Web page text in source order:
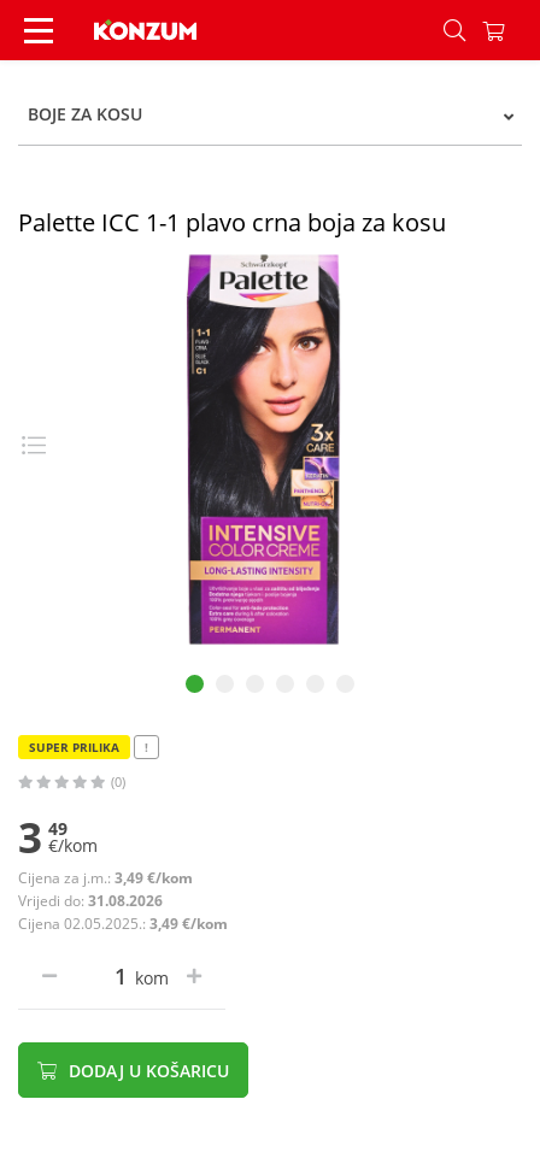
Palette ICC 1-1 plavo crna boja za kosu - Konzum
BOJE ZA KOSU
Palette ICC 1-1 plavo crna boja za kosu
SUPER PRILIKA !
(0)
3 49
€/kom
Cijena za j.m.: 3,49 €/kom
Vrijedi do: 31.08.2026
Cijena 02.05.2025.: 3,49 €/kom
kom
DODAJ U KOŠARICU